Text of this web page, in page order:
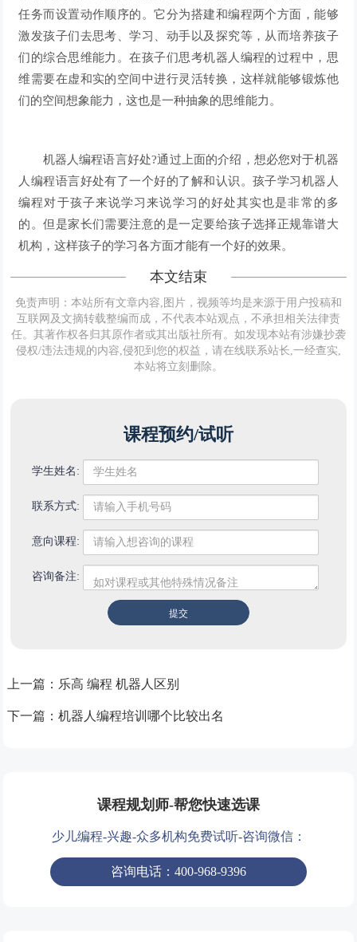
任务而设置动作顺序的。它分为搭建和编程两个方面，能够
激发孩子们去思考、学习、动手以及探究等，从而培养孩子
们的综合思维能力。在孩子们思考机器人编程的过程中，思
维需要在虚和实的空间中进行灵活转换，这样就能够锻炼他
们的空间想象能力，这也是一种抽象的思维能力。
机器人编程语言好处?通过上面的介绍，想必您对于机器
人编程语言好处有了一个好的了解和认识。孩子学习机器人
编程对于孩子来说学习来说学习的好处其实也是非常的多
的。但是家长们需要注意的是一定要给孩子选择正规靠谱大
机构，这样孩子的学习各方面才能有一个好的效果。
本文结束
免责声明：本站所有文章内容,图片，视频等均是来源于用户投稿和
互联网及文摘转载整编而成，不代表本站观点，不承担相关法律责
任。其著作权各归其原作者或其出版社所有。如发现本站有涉嫌抄袭
侵权/违法违规的内容,侵犯到您的权益，请在线联系站长,一经查实,
本站将立刻删除。
课程预约/试听
学生姓名:
联系方式:
意向课程:
咨询备注:
上一篇： 乐高 编程 机器人区别
下一篇： 机器人编程培训哪个比较出名
课程规划师-帮您快速选课
少儿编程-兴趣-众多机构免费试听-咨询微信：
咨询电话：400-968-9396